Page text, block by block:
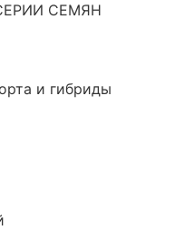
СЕМЯН
и гибриды